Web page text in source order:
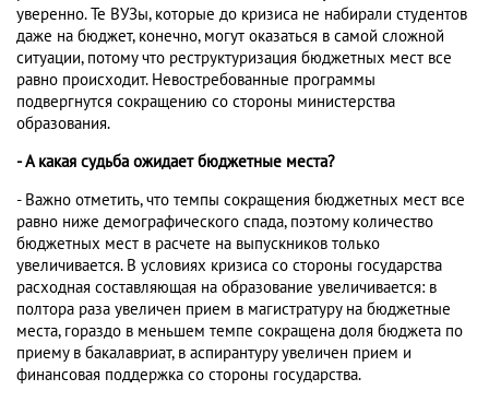
уверенно. Те ВУЗы, которые до кризиса не набирали студентов
даже на бюджет, конечно, могут оказаться в самой сложной
ситуации, потому что реструктуризация бюджетных мест все
равно происходит. Невостребованные программы
подвергнутся сокращению со стороны министерства
образования.
- А какая судьба ожидает бюджетные места?
- Важно отметить, что темпы сокращения бюджетных мест все
равно ниже демографического спада, поэтому количество
бюджетных мест в расчете на выпускников только
увеличивается. В условиях кризиса со стороны государства
расходная составляющая на образование увеличивается: в
полтора раза увеличен прием в магистратуру на бюджетные
места, гораздо в меньшем темпе сокращена доля бюджета по
приему в бакалавриат, в аспирантуру увеличен прием и
финансовая поддержка со стороны государства.